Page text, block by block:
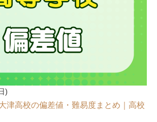
)
津高校の偏差値・難易度まとめ｜高校